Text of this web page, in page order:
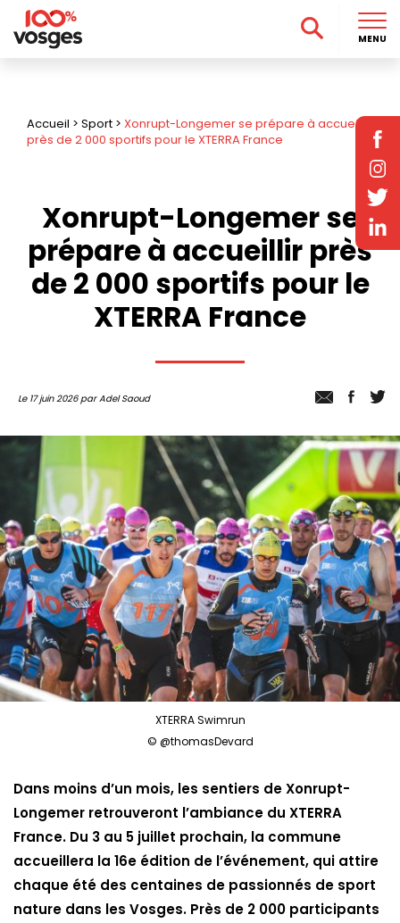
Accueil > Sport > Xonrupt-Longemer se prépare à accueillir
près de 2 000 sportifs pour le XTERRA France
Xonrupt-Longemer se
prépare à accueillir près
de 2 000 sportifs pour le
XTERRA France
Le 17 juin 2026 par Adel Saoud
XTERRA Swimrun
© @thomasDevard
Dans moins d’un mois, les sentiers de Xonrupt-
Longemer retrouveront l’ambiance du XTERRA
France. Du 3 au 5 juillet prochain, la commune
accueillera la 16e édition de l’événement, qui attire
chaque été des centaines de passionnés de sport
nature dans les Vosges. Près de 2 000 participants
MENU